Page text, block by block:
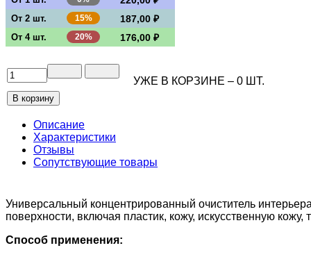
От 2 шт. 15% 187,00 ₽
От 4 шт. 20% 176,00 ₽
УЖЕ В КОРЗИНЕ – 0 ШТ.
Описание
Характеристики
Отзывы
Сопутствующие товары
Универсальный концентрированный очиститель
поверхности, включая пластик, кожу, искусственную
Способ применения: